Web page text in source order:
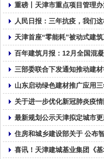
重磅丨天津市重点项目管理
人民日报：三年抗疫，我们
天津首座“零能耗”被动式建筑
百年建筑月报：12月全国混
三部委联合下发通知推动建材
山东启动绿色建材推广应用
关于进一步优化新冠肺炎疫
最新规划公示天津拟定城市
住房和城乡建设部关于 公布
喜讯！天津建城基业集团《